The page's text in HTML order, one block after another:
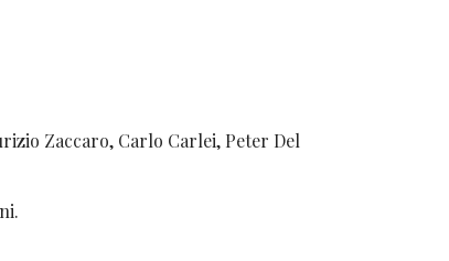
Zaccaro, Carlo Carlei, Peter Del